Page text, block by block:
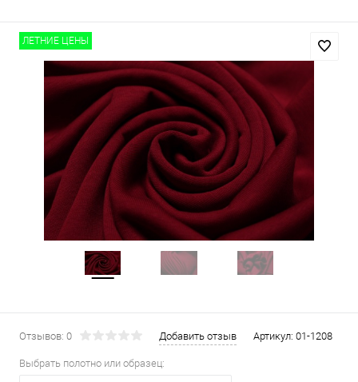
ЛЕТНИЕ ЦЕНЫ
Отзывов: 0 Добавить отзыв Артикул: 01-1208
Выбрать полотно или образец: